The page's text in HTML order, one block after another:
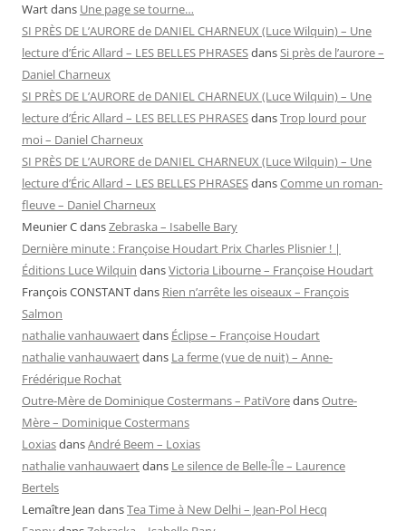
Wartdans Une page se tourne…
SI PRÈS DE L’AURORE de DANIEL CHARNEUX (Luce Wilquin) – Une
lecture d’Éric Allard – LES BELLES PHRASESdansSi près de l’aurore –
Daniel Charneux
SI PRÈS DE L’AURORE de DANIEL CHARNEUX (Luce Wilquin) – Une
lecture d’Éric Allard – LES BELLES PHRASESdansTrop lourd pour
moi – Daniel Charneux
SI PRÈS DE L’AURORE de DANIEL CHARNEUX (Luce Wilquin) – Une
lecture d’Éric Allard – LES BELLES PHRASESdansComme un roman-
fleuve – Daniel Charneux
Meunier CdansZebraska – Isabelle Bary
Dernière minute : Françoise Houdart Prix Charles Plisnier ! |
Éditions Luce Wilquin dansVictoria Libourne – Françoise Houdart
François CONSTANTdans Rien n’arrête les oiseaux – François
Salmon
nathalie vanhauwaertdans Éclipse – Françoise Houdart
nathalie vanhauwaertdans La ferme (vue de nuit) – Anne-
Frédérique Rochat
Outre-Mère de Dominique Costermans – PatiVoredansOutre-
Mère – Dominique Costermans
LoxiasdansAndré Beem – Loxias
nathalie vanhauwaertdans Le silence de Belle-Île – Laurence
Bertels
Lemaître Jean dansTea Time à New Delhi – Jean-Pol Hecq